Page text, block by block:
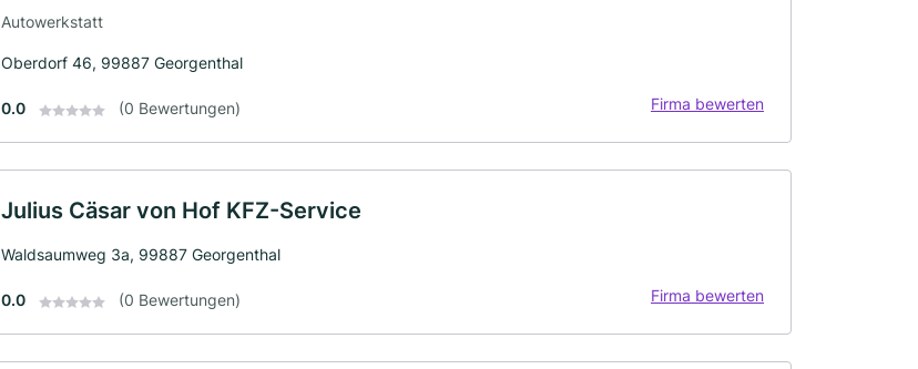
Autowerkstatt
Oberdorf 46, 99887 Georgenthal
0.0 (0 Bewertungen) Firma bewerten
Julius Cäsar von Hof KFZ-Service
Waldsaumweg 3a, 99887 Georgenthal
0.0 (0 Bewertungen) Firma bewerten